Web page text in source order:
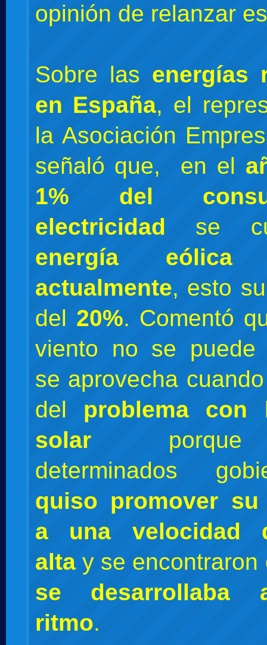
opinión de relanzar
Sobre las energías
en España, el
la Asociación
señaló que, en el
1% del
electricidad se
energía eólicay
actualmente, esto
del 20%. Comentó
viento no se puede
se aprovecha
del problema con
solarporque
determinados
quiso promover su
a una velocidad
altay se
se desarrollaba
ritmo.